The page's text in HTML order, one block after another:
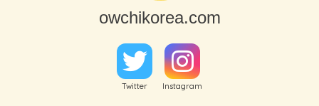
owchikorea.com
Twitter Instagram